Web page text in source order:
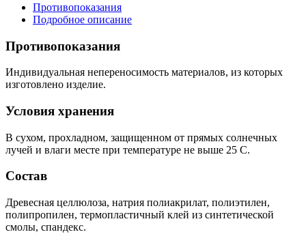
Противопоказания
Подробное описание
Противопоказания
Индивидуальная непереносимость материалов, из которых
изготовлено изделие.
Условия хранения
В сухом, прохладном, защищенном от прямых солнечных
лучей и влаги месте при температуре не выше 25 С.
Состав
Древесная целлюлоза, натрия полиакрилат, полиэтилен,
полипропилен, термопластичный клей из синтетической
смолы, спандекс.